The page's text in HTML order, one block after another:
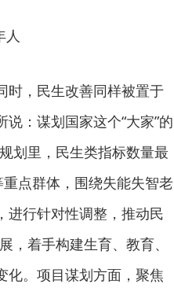
人
时，民生改善同样被置于
：谋划国家这个“大家”的
划里，民生类指标数量最
点群体，围绕失能失智老
进行针对性调整，推动民
，着手构建生育、教育、
化。项目谋划方面，聚焦